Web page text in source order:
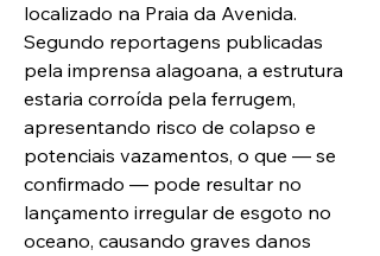
localizado na Praia da Avenida.
Segundo reportagens publicadas
pela imprensa alagoana, a estrutura
estaria corroída pela ferrugem,
apresentando risco de colapso e
potenciais vazamentos, o que — se
confirmado — pode resultar no
lançamento irregular de esgoto no
oceano, causando graves danos